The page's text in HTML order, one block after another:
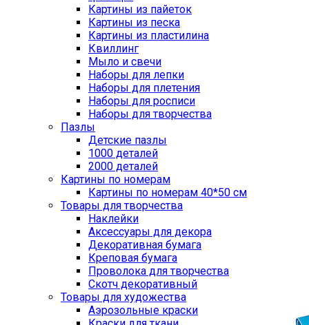
Картины из пайеток
Картины из песка
Картины из пластилина
Квиллинг
Мыло и свечи
Наборы для лепки
Наборы для плетения
Наборы для росписи
Наборы для творчества
Пазлы
Детские пазлы
1000 деталей
2000 деталей
Картины по номерам
Картины по номерам 40*50 см
Товары для творчества
Наклейки
Аксессуары для декора
Декоративная бумага
Креповая бумага
Проволока для творчества
Скотч декоративный
Товары для художества
Аэрозольные краски